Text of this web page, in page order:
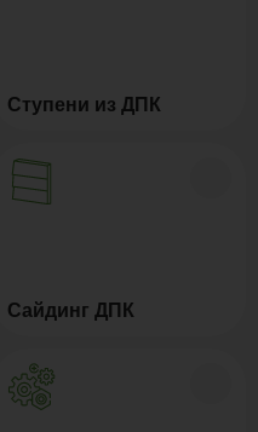
Ступени из ДПК
Сайдинг ДПК